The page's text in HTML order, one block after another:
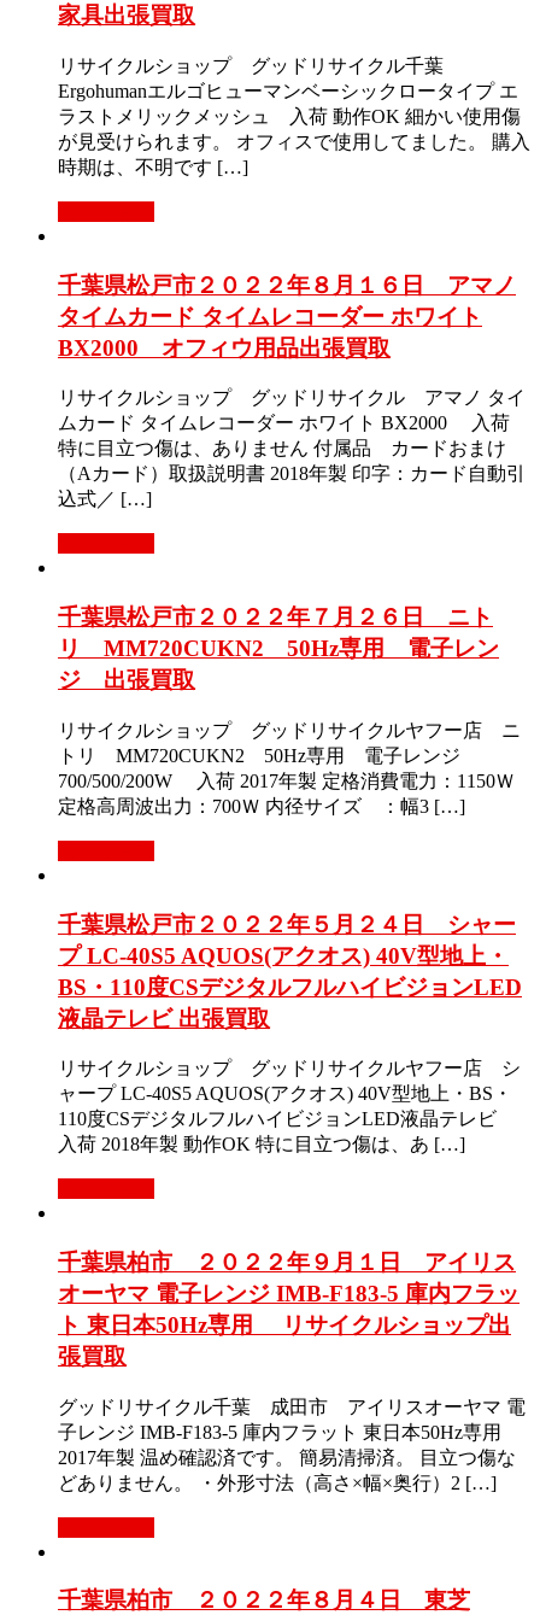
家具出張買取
リサイクルショップ グッドリサイクル千葉
Ergohumanエルゴヒューマンベーシックロータイプ エ
ラストメリックメッシュ 入荷 動作OK 細かい使用傷
が見受けられます。 オフィスで使用してました。 購入
時期は、不明です […]
千葉県松戸市２０２２年８月１６日 アマノ
タイムカード タイムレコーダー ホワイト
BX2000 オフィウ用品出張買取
リサイクルショップ グッドリサイクル アマノ タイ
ムカード タイムレコーダー ホワイト BX2000 入荷
特に目立つ傷は、ありません 付属品 カードおまけ
（Aカード）取扱説明書 2018年製 印字：カード自動引
込式／ […]
千葉県松戸市２０２２年７月２６日 ニト
リ MM720CUKN2 50Hz専用 電子レン
ジ 出張買取
リサイクルショップ グッドリサイクルヤフー店 ニ
トリ MM720CUKN2 50Hz専用 電子レンジ
700/500/200W 入荷 2017年製 定格消費電力：1150Ｗ
定格高周波出力：700Ｗ 内径サイズ ：幅3 […]
千葉県松戸市２０２２年５月２４日 シャー
プ LC-40S5 AQUOS(アクオス) 40V型地上・
BS・110度CSデジタルフルハイビジョンLED
液晶テレビ 出張買取
リサイクルショップ グッドリサイクルヤフー店 シ
ャープ LC-40S5 AQUOS(アクオス) 40V型地上・BS・
110度CSデジタルフルハイビジョンLED液晶テレビ
入荷 2018年製 動作OK 特に目立つ傷は、あ […]
千葉県柏市 ２０２２年９月１日 アイリス
オーヤマ 電子レンジ IMB-F183-5 庫内フラッ
ト 東日本50Hz専用 リサイクルショップ出
張買取
グッドリサイクル千葉 成田市 アイリスオーヤマ 電
子レンジ IMB-F183-5 庫内フラット 東日本50Hz専用
2017年製 温め確認済です。 簡易清掃済。 目立つ傷な
どありません。 ・外形寸法（高さ×幅×奥行）2 […]
千葉県柏市 ２０２２年８月４日 東芝